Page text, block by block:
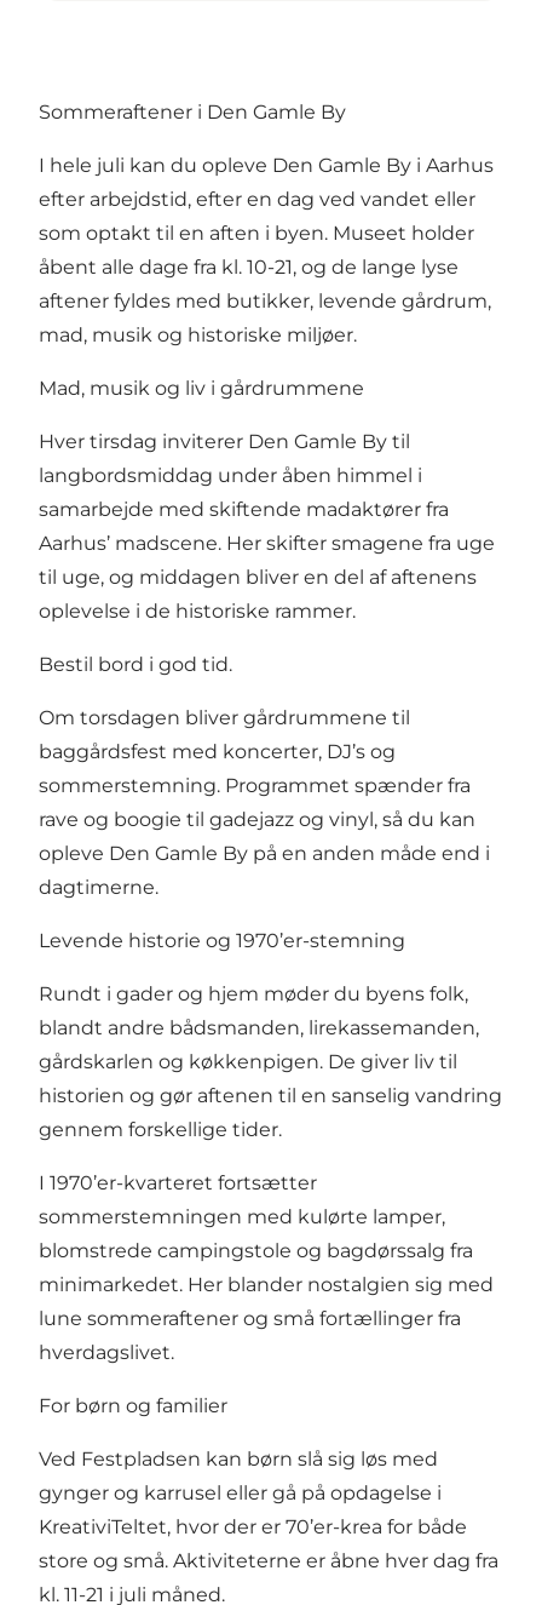
Sommeraftener i Den Gamle By
I hele juli kan du opleve Den Gamle By i Aarhus
efter arbejdstid, efter en dag ved vandet eller
som optakt til en aften i byen. Museet holder
åbent alle dage fra kl. 10-21, og de lange lyse
aftener fyldes med butikker, levende gårdrum,
mad, musik og historiske miljøer.
Mad, musik og liv i gårdrummene
Hver tirsdag inviterer Den Gamle By til
langbordsmiddag under åben himmel i
samarbejde med skiftende madaktører fra
Aarhus’ madscene. Her skifter smagene fra uge
til uge, og middagen bliver en del af aftenens
oplevelse i de historiske rammer.
Bestil bord i god tid.
Om torsdagen bliver gårdrummene til
baggårdsfest med koncerter, DJ’s og
sommerstemning. Programmet spænder fra
rave og boogie til gadejazz og vinyl, så du kan
opleve Den Gamle By på en anden måde end i
dagtimerne.
Levende historie og 1970’er-stemning
Rundt i gader og hjem møder du byens folk,
blandt andre bådsmanden, lirekassemanden,
gårdskarlen og køkkenpigen. De giver liv til
historien og gør aftenen til en sanselig vandring
gennem forskellige tider.
I 1970’er-kvarteret fortsætter
sommerstemningen med kulørte lamper,
blomstrede campingstole og bagdørssalg fra
minimarkedet. Her blander nostalgien sig med
lune sommeraftener og små fortællinger fra
hverdagslivet.
For børn og familier
Ved Festpladsen kan børn slå sig løs med
gynger og karrusel eller gå på opdagelse i
KreativiTeltet, hvor der er 70’er-krea for både
store og små. Aktiviteterne er åbne hver dag fra
kl. 11-21 i juli måned.